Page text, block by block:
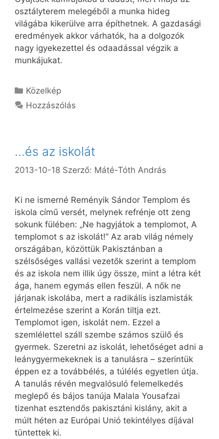
osztályterem melegéből a munka hideg
világába kikerülve arra építhetnek. A gazdasági
eredmények akkor várhatók, ha a dolgozók
nagy igyekezettel és odaadással végzik a
munkájukat.
Kategória
Közelkép
Hozzászólás
…és az iskolát
2013-10-18 Szerző: Máté-Tóth András
Ki ne ismerné Reményik Sándor Templom és
iskola című versét, melynek refrénje ott zeng
sokunk fülében: „Ne hagyjátok a templomot, A
templomot s az iskolát!” Az arab világ némely
országában, közöttük Pakisztánban a
szélsőséges vallási vezetők szerint a templom
és az iskola nem illik úgy össze, mint a létra két
ága, hanem egymás ellen feszül. A nők ne
járjanak iskolába, mert a radikális iszlamisták
értelmezése szerint a Korán tiltja ezt.
Templomot igen, iskolát nem. Ezzel a
szemlélettel száll szembe számos szülő és
gyermek. Szeretni az iskolát, lehetőséget adni a
leánygyermekeknek is a tanulásra – szerintük
éppen ez a továbbélés, a túlélés egyetlen útja.
A tanulás révén megvalósuló felemelkedés
meglepő és bájos tanúja Malala Yousafzai
tizenhat esztendős pakisztáni kislány, akit a
múlt héten az Európai Unió tekintélyes díjával
tüntettek ki.